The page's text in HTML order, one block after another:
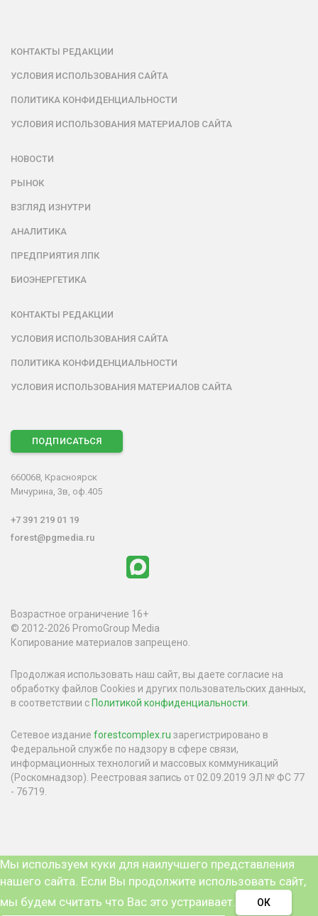
КОНТАКТЫ РЕДАКЦИИ
УСЛОВИЯ ИСПОЛЬЗОВАНИЯ САЙТА
ПОЛИТИКА КОНФИДЕНЦИАЛЬНОСТИ
УСЛОВИЯ ИСПОЛЬЗОВАНИЯ МАТЕРИАЛОВ САЙТА
НОВОСТИ
РЫНОК
ВЗГЛЯД ИЗНУТРИ
АНАЛИТИКА
ПРЕДПРИЯТИЯ ЛПК
БИОЭНЕРГЕТИКА
КОНТАКТЫ РЕДАКЦИИ
УСЛОВИЯ ИСПОЛЬЗОВАНИЯ САЙТА
ПОЛИТИКА КОНФИДЕНЦИАЛЬНОСТИ
УСЛОВИЯ ИСПОЛЬЗОВАНИЯ МАТЕРИАЛОВ САЙТА
ПОДПИСАТЬСЯ
660068, Красноярск
Мичурина, 3в, оф.405
+7 391 219 01 19
forest@pgmedia.ru
Возрастное ограничение 16+
© 2012-2026 PromoGroup Media
Копирование материалов запрещено.
Продолжая использовать наш сайт, вы даете согласие на
обработку файлов Cookies и других пользовательских данных,
в соответствии сПолитикой конфиденциальности
Сетевое издание forestcomplex.ru зарегистрировано в
Федеральной службе по надзору в сфере связи,
информационных технологий и массовых коммуникаций
(Роскомнадзор). Реестровая запись от 02.09.2019 ЭЛ № ФС 77
- 76719.
Мы используем куки для наилучшего представления
нашего сайта. Если Вы продолжите использовать сайт,
мы будем считать что Вас это устраивает.
ОК